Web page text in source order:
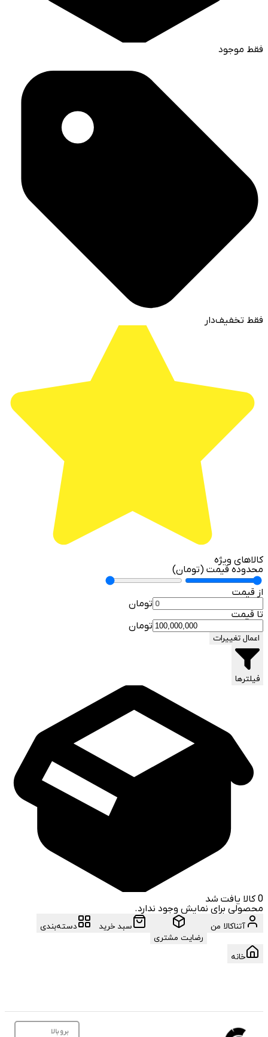
فقط موجود
فقط تخفیف‌دار
کالاهای ویژه
محدوده قیمت (تومان)
از قیمت
تومان
تا قیمت
تومان
اعمال تغییرات
فیلترها
0 کالا یافت شد
محصولی برای نمایش وجود ندارد.
آتناکالا من
رضایت مشتری
سبد خرید دسته‌بندی
خانه
برو بالا